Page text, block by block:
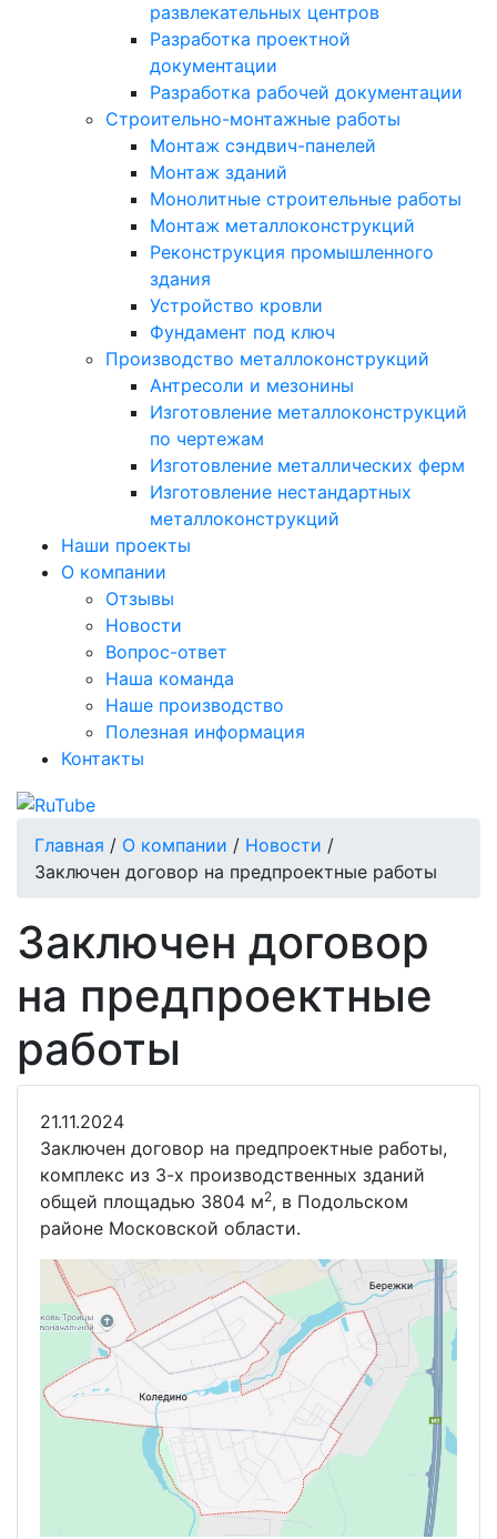
развлекательных центров
Разработка проектной
документации
Разработка рабочей документации
Строительно-монтажные работы
Монтаж сэндвич-панелей
Монтаж зданий
Монолитные строительные работы
Монтаж металлоконструкций
Реконструкция промышленного
здания
Устройство кровли
Фундамент под ключ
Производство металлоконструкций
Антресоли и мезонины
Изготовление металлоконструкций
по чертежам
Изготовление металлических ферм
Изготовление нестандартных
металлоконструкций
Наши проекты
О компании
Отзывы
Новости
Вопрос-ответ
Наша команда
Наше производство
Полезная информация
Контакты
Главная / О компании / Новости /
Заключен договор на предпроектные работы
Заключен договор
на предпроектные
работы
21.11.2024
Заключен договор на предпроектные работы,
комплекс из 3-х производственных зданий
общей площадью 3804 м2, в Подольском
районе Московской области.